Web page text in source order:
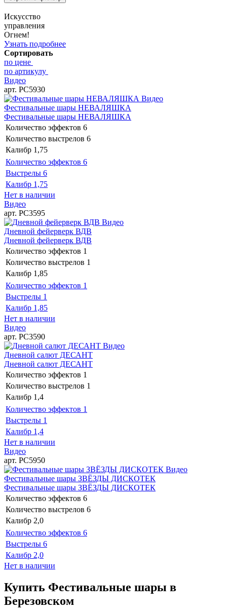
Искусство
управления
Огнем!
Узнать подробнее
Сортировать
по цене
по артикулу
Видео
арт. РС5930
Видео
Фестивальные шары НЕВАЛЯШКА
Фестивальные шары НЕВАЛЯШКА
Количество эффектов 6
Количество выстрелов 6
Калибр 1,75
Количество эффектов 6
Выстрелы 6
Калибр 1,75
Нет в наличии
Видео
арт. РС3595
Видео
Дневной фейерверк ВДВ
Дневной фейерверк ВДВ
Количество эффектов 1
Количество выстрелов 1
Калибр 1,85
Количество эффектов 1
Выстрелы 1
Калибр 1,85
Нет в наличии
Видео
арт. РС3590
Видео
Дневной салют ДЕСАНТ
Дневной салют ДЕСАНТ
Количество эффектов 1
Количество выстрелов 1
Калибр 1,4
Количество эффектов 1
Выстрелы 1
Калибр 1,4
Нет в наличии
Видео
арт. РС5950
Видео
Фестивальные шары ЗВЁЗДЫ ДИСКОТЕК
Фестивальные шары ЗВЁЗДЫ ДИСКОТЕК
Количество эффектов 6
Количество выстрелов 6
Калибр 2,0
Количество эффектов 6
Выстрелы 6
Калибр 2,0
Нет в наличии
Купить Фестивальные шары в
Березовском